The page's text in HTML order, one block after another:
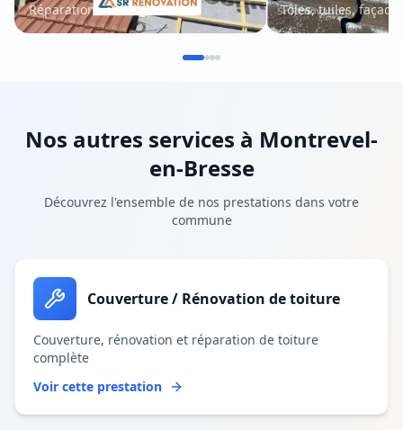
Réparations et entretien Tôles, tuiles,
Nos autres services à Montrevel-
en-Bresse
Découvrez l'ensemble de nos prestations dans votre
commune
Couverture / Rénovation de toiture
Couverture, rénovation et réparation de toiture
complète
Voir cette prestation